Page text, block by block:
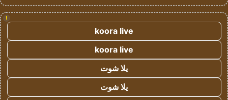
!
koora live
koora live
يلا شوت
يلا شوت